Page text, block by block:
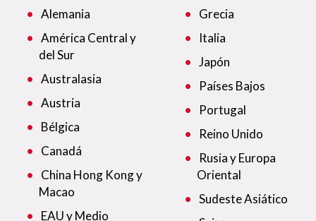
Alemania
América Central y
del Sur
Australasia
Austria
Bélgica
Canadá
China Hong Kong y
Macao
EAU y Medio
Grecia
Italia
Japón
Países Bajos
Portugal
Reino Unido
Rusia y Europa
Oriental
Sudeste Asiático